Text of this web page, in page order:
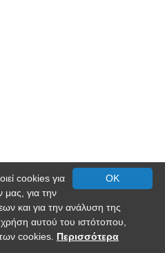
OK
cookies για
για την
και για την ανάλυση της
αυτού του ιστότοπου,
cookies. Περισσότερα